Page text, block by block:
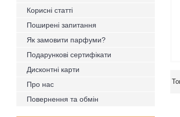
Корисні статті
Поширені запитання
Як замовити парфуми?
Подарункові сертифікати
Дисконтні карти
Про нас
Повернення та обмін